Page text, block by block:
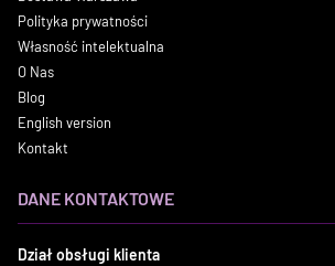
Polityka prywatności
Własność intelektualna
O Nas
Blog
English version
Kontakt
DANE KONTAKTOWE
Dział obsługi klienta